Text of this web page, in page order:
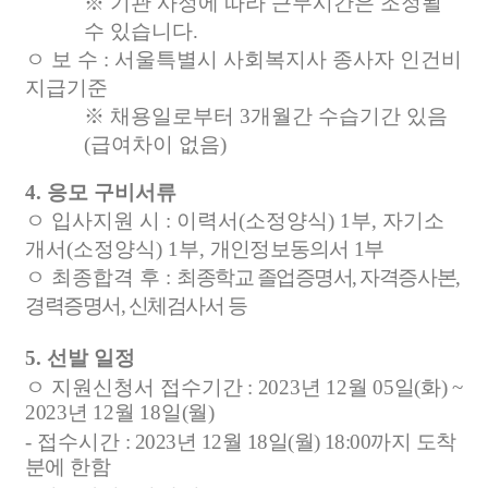
수 있습니다.
ㅇ 보 수 : 서울특별시 사회복지사 종사자 인건비
지급기준
※ 채용일로부터 3개월간 수습기간 있음
(급여차이 없음)
4. 응모 구비서류
ㅇ 입사지원 시 : 이력서(소정양식) 1 부, 자기소
개서(소정양식) 1 부, 개인정보동의서 1부
ㅇ 최종합격 후 : 최종학교 졸업증명서,자격증사본,
경력증명서,신체검사서 등
5. 선발 일정
ㅇ 지원신청서 접수기간 : 2023년 12월05일(화) ~
2023년 12월 18일(월)
- 접수시간 : 2023년 12월 18일(월) 18:00까지 도착
분에 한함